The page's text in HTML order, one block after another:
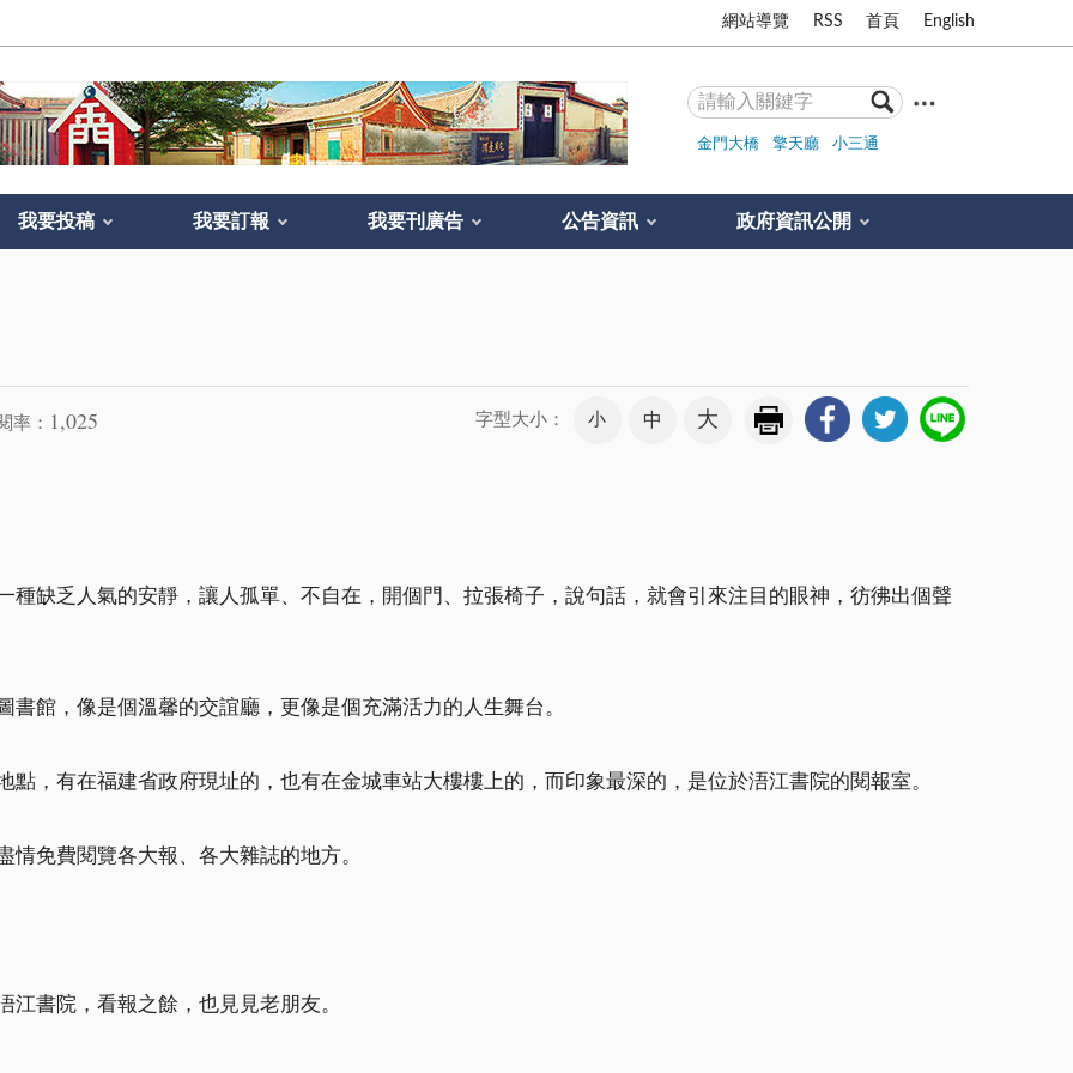
網站導覽 RSS 首頁 English
金門大橋 擎天廳 小三通
我要投稿 我要訂報 我要刊廣告 公告資訊 政府資訊公開
率： 1,025 字型大小： 小 中 大
種缺乏人氣的安靜，讓人孤單、不自在，開個門、拉張椅子，說句話，就會引來注目的眼神，彷彿出個聲
館，像是個溫馨的交誼廳，更像是個充滿活力的人生舞台。
，有在福建省政府現址的，也有在金城車站大樓樓上的，而印象最深的，是位於浯江書院的閱報室。
免費閱覽各大報、各大雜誌的地方。
書院，看報之餘，也見見老朋友。